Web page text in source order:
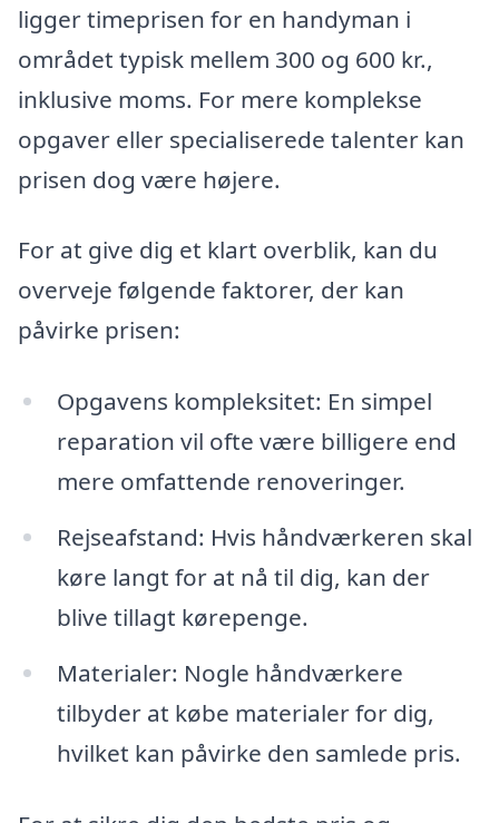
ligger timeprisen for en handyman i
området typisk mellem 300 og 600 kr.,
inklusive moms. For mere komplekse
opgaver eller specialiserede talenter kan
prisen dog være højere.
For at give dig et klart overblik, kan du
overveje følgende faktorer, der kan
påvirke prisen:
Opgavens kompleksitet: En simpel
reparation vil ofte være billigere end
mere omfattende renoveringer.
Rejseafstand: Hvis håndværkeren skal
køre langt for at nå til dig, kan der
blive tillagt kørepenge.
Materialer: Nogle håndværkere
tilbyder at købe materialer for dig,
hvilket kan påvirke den samlede pris.